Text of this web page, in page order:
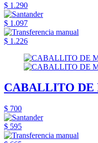
$ 1.290
$ 1.097
$ 1.226
CABALLITO DE
$ 700
$ 595